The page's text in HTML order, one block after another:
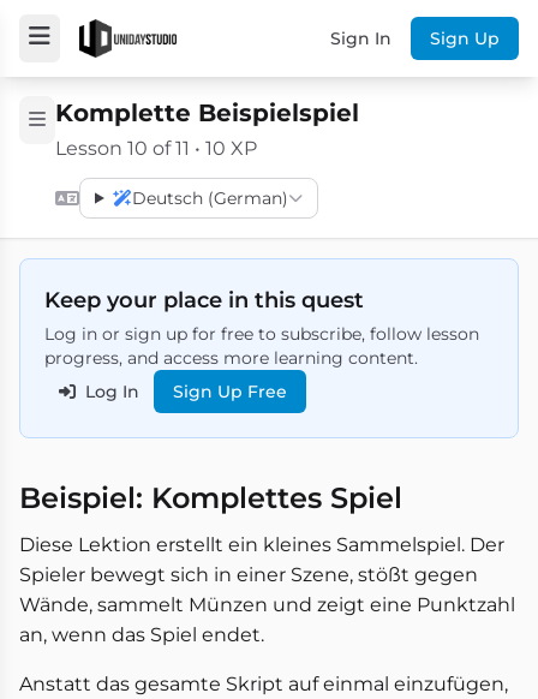
Sign In Sign Up
Komplette Beispielspiel
Lesson 10 of 11 • 10 XP
Deutsch (German)
Keep your place in this quest
Log in or sign up for free to subscribe, follow lesson
progress, and access more learning content.
Log In
Sign Up Free
Beispiel: Komplettes Spiel
Diese Lektion erstellt ein kleines Sammelspiel. Der
Spieler bewegt sich in einer Szene, stößt gegen
Wände, sammelt Münzen und zeigt eine Punktzahl
an, wenn das Spiel endet.
Anstatt das gesamte Skript auf einmal einzufügen,